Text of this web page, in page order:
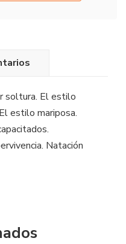
soltura. El estilo
estilo mariposa.
Natación